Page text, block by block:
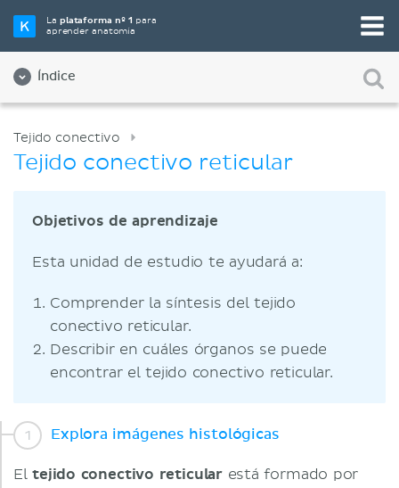
Laplataforma nº 1 para
aprender anatomía
Índice
Tejido conectivo
Tejido conectivo reticular
Objetivos de aprendizaje
Esta unidad de estudio te ayudará a:
Comprender la síntesis del tejido
conectivo reticular.
Describir en cuáles órganos se puede
encontrar el tejido conectivo reticular.
Explora imágenes histológicas
Eltejido conectivo reticular está formado por